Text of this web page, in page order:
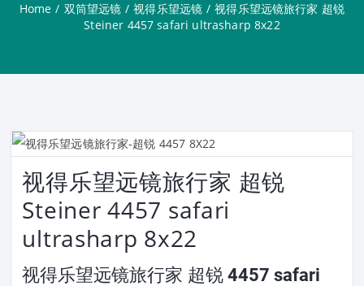
Home / 双筒望远镜 / 视得乐望远镜 / 视得乐望远镜旅行家 超锐
Steiner 4457 safari ultrasharp 8x22
视得乐望远镜旅行家 超锐
Steiner 4457 safari
ultrasharp 8x22
视得乐望远镜旅行家 超锐 4457 safari